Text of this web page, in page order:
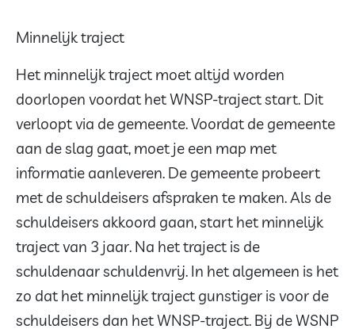
Minnelijk traject
Het minnelijk traject moet altijd worden
doorlopen voordat het WNSP-traject start. Dit
verloopt via de gemeente. Voordat de gemeente
aan de slag gaat, moet je een map met
informatie aanleveren. De gemeente probeert
met de schuldeisers afspraken te maken. Als de
schuldeisers akkoord gaan, start het minnelijk
traject van 3 jaar. Na het traject is de
schuldenaar schuldenvrij. In het algemeen is het
zo dat het minnelijk traject gunstiger is voor de
schuldeisers dan het WNSP-traject. Bij de WSNP